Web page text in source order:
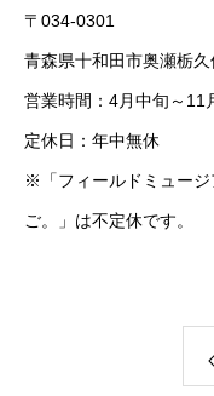
〒034-0301
青森県十和田市奥瀬栃久
営業時間：4月中旬～11
定休日：年中無休
※「フィールドミュー
ご。」は不定休です。